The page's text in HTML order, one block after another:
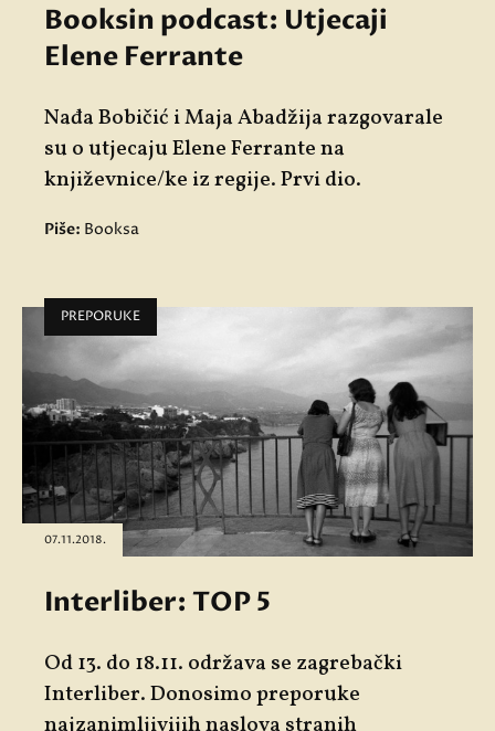
Booksin podcast: Utjecaji
Elene Ferrante
Nađa Bobičić i Maja Abadžija razgovarale
su o utjecaju Elene Ferrante na
književnice/ke iz regije. Prvi dio.
Piše: Booksa
PREPORUKE
07.11.2018.
Interliber: TOP 5
Od 13. do 18.11. održava se zagrebački
Interliber. Donosimo preporuke